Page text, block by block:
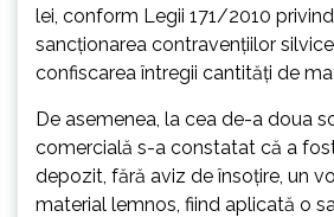
lei, conform Legii 171/2010
sancționarea contravențiilor
confiscarea întregii cantități de
De asemenea, la cea de-a doua
comercială s-a constatat că a
depozit, fără aviz de însoțire, un
material lemnos, fiind aplicată o